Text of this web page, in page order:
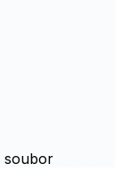
soubor